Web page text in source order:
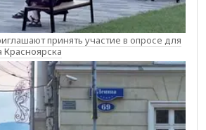
принять участие в опросе для
Красноярска